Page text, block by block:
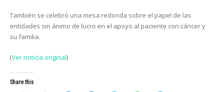
También se celebró una mesa redonda sobre el papel de las
entidades sin ánimo de lucro en el apoyo al paciente con cáncer y
su familia.
(Ver noticia original)
Share this